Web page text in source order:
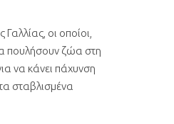
οι οποίοι,
πουλήσουν ζώα στη
να κάνει πάχυνση
σταβλισμένα